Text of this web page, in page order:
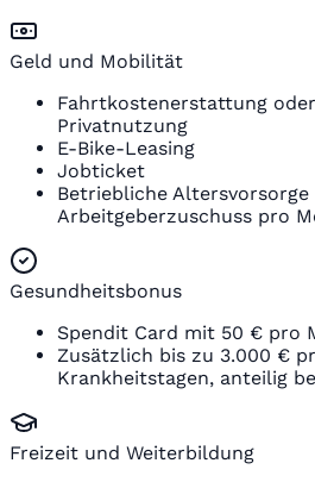
Geld und Mobilität
Fahrtkostenerstattung
Privatnutzung
E-Bike-Leasing
Jobticket
Betriebliche
Arbeitgeberzuschuss pro
Gesundheitsbonus
Spendit Card mit 50 € pro
Zusätzlich bis zu 3.000 €
Krankheitstagen, anteilig
Freizeit und Weiterbildung